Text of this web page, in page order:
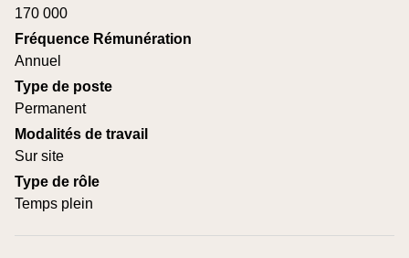
170 000
Fréquence Rémunération
Annuel
Type de poste
Permanent
Modalités de travail
Sur site
Type de rôle
Temps plein